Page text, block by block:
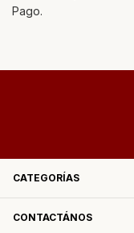
Pago.
CATEGORÍAS
CONTACTÁNOS